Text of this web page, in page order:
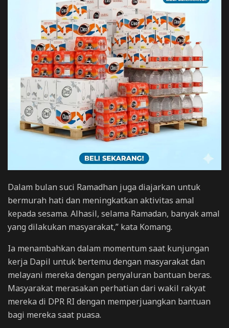
Dalam bulan suci Ramadhan juga diajarkan untuk
bermurah hati dan meningkatkan aktivitas amal
kepada sesama. Alhasil, selama Ramadan, banyak amal
yang dilakukan masyarakat,” kata Komang.
Ia menambahkan dalam momentum saat kunjungan
kerja Dapil untuk bertemu dengan masyarakat dan
melayani mereka dengan penyaluran bantuan beras.
Masyarakat merasakan perhatian dari wakil rakyat
mereka di DPR RI dengan memperjuangkan bantuan
bagi mereka saat puasa.